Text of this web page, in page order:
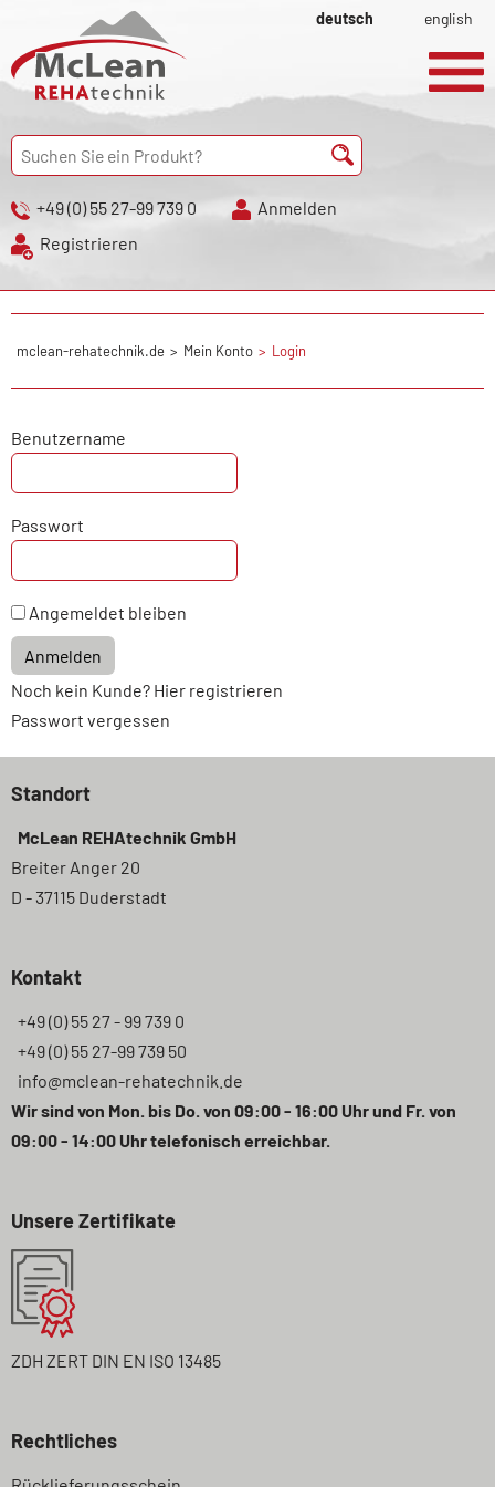
deutsch english
+49 (0) 55 27-99 739 0
Anmelden
Registrieren
mclean-rehatechnik.de Mein Konto Login
Benutzername
Passwort
Angemeldet bleiben
Anmelden
Noch kein Kunde? Hier registrieren
Passwort vergessen
Standort
McLean REHAtechnik GmbH
Breiter Anger 20
D - 37115 Duderstadt
Kontakt
+49 (0) 55 27 - 99 739 0
+49 (0) 55 27-99 739 50
info@mclean-rehatechnik.de
Wir sind von Mon. bis Do. von 09:00 - 16:00 Uhr und Fr. von
09:00 - 14:00 Uhr telefonisch erreichbar.
Unsere Zertifikate
ZDH ZERT DIN EN ISO 13485
Rechtliches